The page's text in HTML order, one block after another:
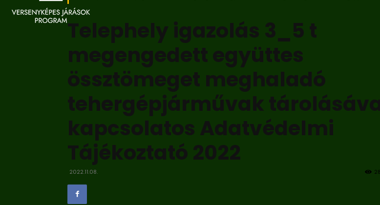
Telephely igazolás 3_5 t
megengedett együttes
össztömeget meghaladó
tehergépjárművak
kapcsolatos Adatvédelmi
Tájékoztató 2022
2022.11.08.